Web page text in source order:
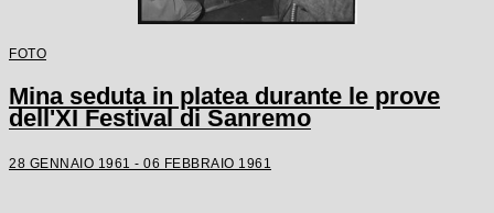
FOTO
Mina seduta in platea durante le prove
dell'XI Festival di Sanremo
28 GENNAIO 1961 - 06 FEBBRAIO 1961